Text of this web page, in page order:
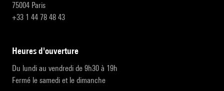
75004 Paris
+33 1 44 78 48 43
heures d'ouverture
Du lundi au vendredi de 9h30 à 19h
Fermé le samedi et le dimanche